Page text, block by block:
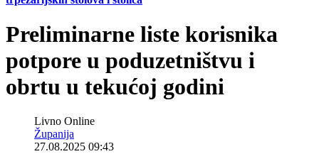
Preliminarne liste korisnika
potpore u poduzetništvu i
obrtu u tekućoj godini
Livno Online
Županija
27.08.2025 09:43